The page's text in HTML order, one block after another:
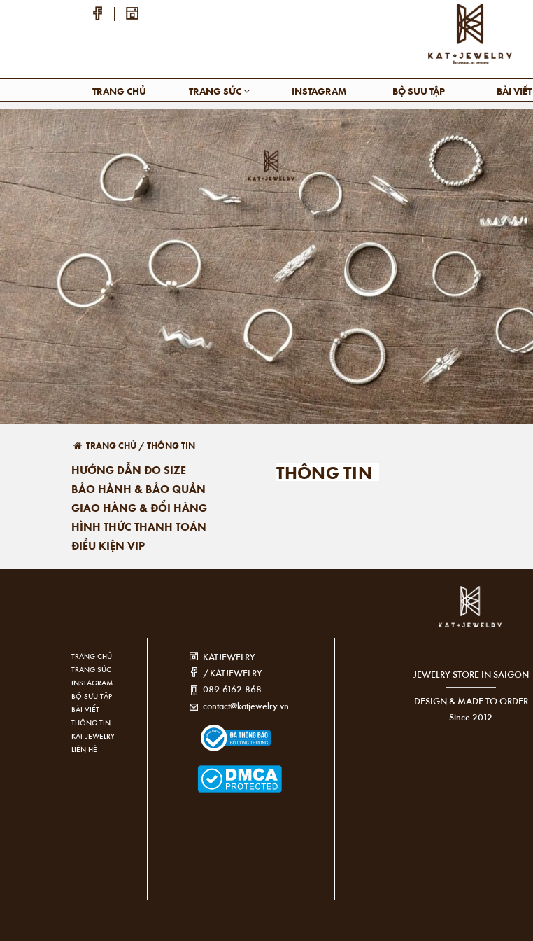
TRANG CHỦ TRANG SỨC INSTAGRAM BỘ SƯU TẬP BÀI VIẾT
TRANG CHỦ /THÔNG TIN
HƯỚNG DẪN ĐO SIZE
BẢO HÀNH & BẢO QUẢN
GIAO HÀNG & ĐỔI HÀNG
HÌNH THỨC THANH TOÁN
ĐIỀU KIỆN VIP
THÔNG TIN
TRANG CHỦ
TRANG SỨC
INSTAGRAM
BỘ SƯU TẬP
BÀI VIẾT
THÔNG TIN
KAT JEWELRY
LIÊN HỆ
KATJEWELRY
/KATJEWELRY
089.6162.868
contact@katjewelry.vn
JEWELRY STORE IN SAIGON
DESIGN & MADE TO ORDER
Since 2012